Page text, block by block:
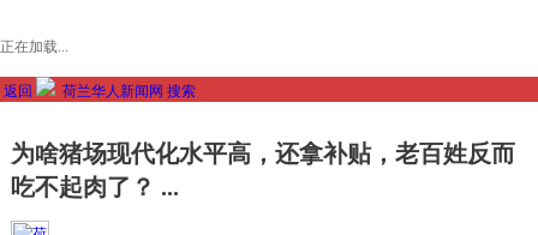
正在加载...
返回 荷兰华人新闻网 搜索
为啥猪场现代化水平高，还拿补贴，老百姓反而
吃不起肉了？ ...